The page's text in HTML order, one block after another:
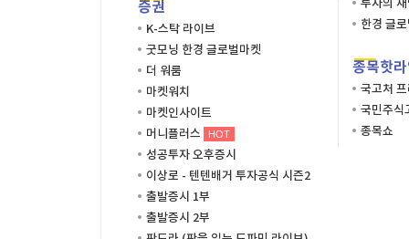
증권
K-스탁 라이브
굿모닝 한경 글로벌마켓
더 워룸
마켓워치
마켓인사이트
머니플러스
HOT
성공투자 오후증시
이상로 - 텐텐배거 투자공식 시즌2
출발증시 1부
출발증시 2부
투자의
한경 글
종목핫
국고처
국민주식
종목쇼